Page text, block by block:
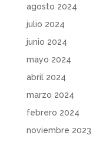
agosto 2024
julio 2024
junio 2024
mayo 2024
abril 2024
marzo 2024
febrero 2024
noviembre 2023